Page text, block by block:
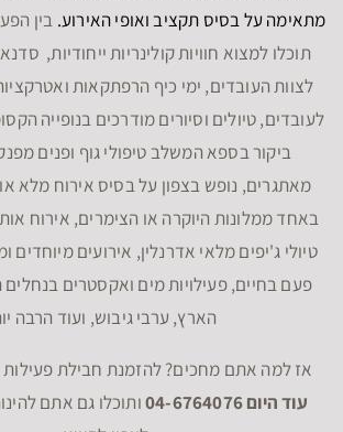
מתאימה על בסיס תקציב ואופי האירוע. בין
תוכלו למצוא חוויות קולינריות ייחודיות,
לצוות העובדים, ימי כיף הרפתקאות
לעובדים, טיולים וסיורים מודרכים בנופייה
ביקור בספא המשלב טיפולי גוף ופנים
מאתגרים, נופש בצפון על בסיס אירוח מלא
באחד ממלונות היוקרה או הצימרים, אירוח
טיולי ג'יפים מלאי אדרנלין, אירועים
פעם בחיים, פעילויות מים ואקסטרים
הארץ, ערבי גיבוש, ועוד הרבה
אז למה אתם מחכים? להזמנת חבילת פעילות
עוד היום 04-6764076
ותוכלו גם אתם